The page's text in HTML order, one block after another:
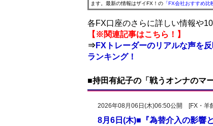
ます。最新の情報はザイFX！の 「FX会社おすすめ比
各FX口座のさらに詳しい情報や
【※関連記事はこちら！】
⇒FXトレーダーのリアルな声を
ランキング！
■持田有紀子の「戦うオンナのマ
2026年08月06日(木)06:50公開 [FX・羊
8月6日(木)■『為替介入の影響